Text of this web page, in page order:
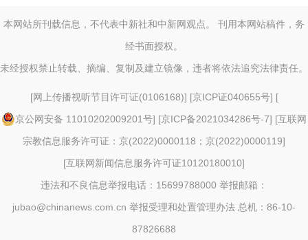
本网站所刊载信息，不代表中新社和中新网观点。 刊用本网站稿件，务
经书面授权。
未经授权禁止转载、摘编、复制及建立镜像，违者将依法追究法律责任。
[网上传播视听节目许可证(0106168)] [京ICP证040655号] [
京公网安备 11010202009201号] [京ICP备2021034286号-7] [互联网
宗教信息服务许可证：京(2022)0000118；京(2022)0000119]
[互联网新闻信息服务许可证10120180010]
违法和不良信息举报电话：15699788000 举报邮箱：
jubao@chinanews.com.cn 举报受理和处置管理办法 总机：86-10-
87826688